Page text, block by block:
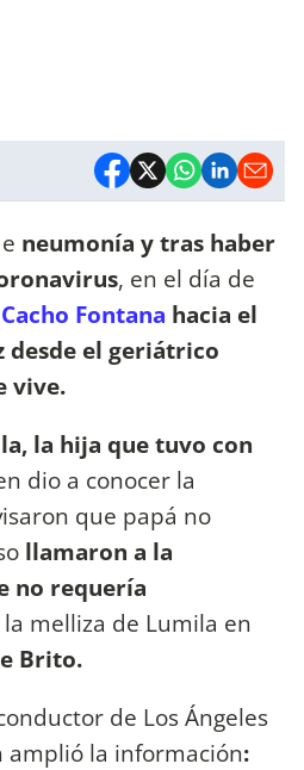
neumonía y tras haber
, en el día de
Cacho Fontana hacia el
desde el geriátrico
vive.
la hija que tuvo con
dio a conocer la
que papá no
llamaron a la
no requería
la melliza de Lumila en
Brito.
de Los Ángeles
amplió la información: